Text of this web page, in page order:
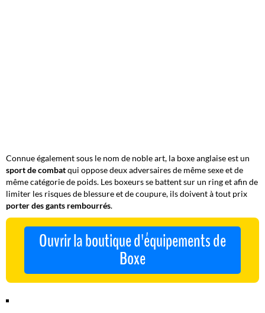
Connue également sous le nom de noble art, la boxe anglaise est un
sport de combatqui oppose deux adversaires de même sexe et de
même catégorie de poids. Les boxeurs se battent sur un ring et afin de
limiter les risques de blessure et de coupure, ils doivent à tout prix
porter des gants rembourrés.
Ouvrir la boutique d'équipements de
Boxe